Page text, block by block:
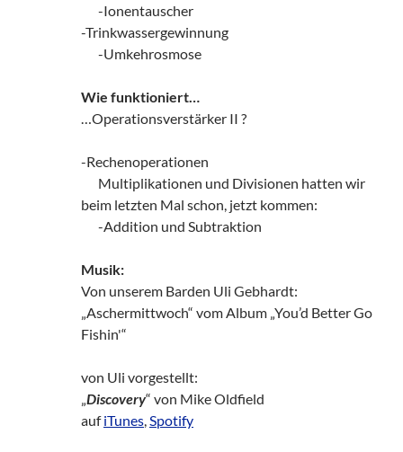
-Ionentauscher
-Trinkwassergewinnung
-Umkehrosmose
Wie funktioniert…
…Operationsverstärker II ?
-Rechenoperationen
Multiplikationen und Divisionen hatten wir
beim letzten Mal schon, jetzt kommen:
-Addition und Subtraktion
Musik:
Von unserem Barden Uli Gebhardt:
„Aschermittwoch“ vom Album „You’d Better Go
Fishin'“
von Uli vorgestellt:
„Discovery“ von Mike Oldfield
aufiTunes,Spotify